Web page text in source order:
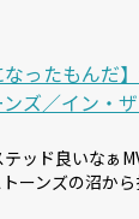
なったもんだ
ズ／イン・
ッド良いなぁ
ーンズの沼か